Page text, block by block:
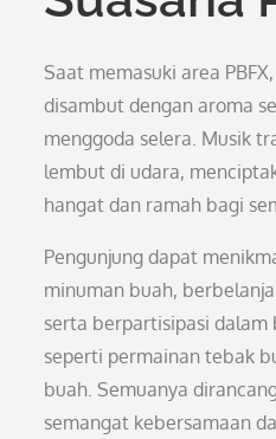
Saat memasuki area
disambut dengan aroma
menggoda selera. Musik
lembut di udara,
hangat dan ramah bagi
Pengunjung dapat
minuman buah,
serta berpartisipasi
seperti permainan tebak
buah. Semuanya
semangat kebersamaan